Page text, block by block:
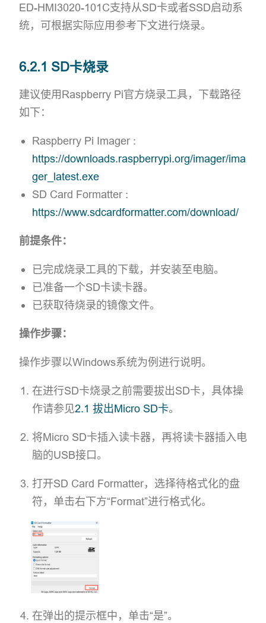
ED-HMI3020-101C支持从SD卡或者SSD启动系
统，可根据实际应用参考下文进行烧录。
6.2.1 SD卡烧录
建议使用Raspberry Pi官方烧录工具，下载路径
如下：
Raspberry Pi Imager :
https://downloads.raspberrypi.org/imager/ima
ger_latest.exe
SD Card Formatter :
https://www.sdcardformatter.com/download/
前提条件：
已完成烧录工具的下载，并安装至电脑。
已准备一个SD卡读卡器。
已获取待烧录的镜像文件。
操作步骤：
操作步骤以Windows系统为例进行说明。
在进行SD卡烧录之前需要拔出SD卡，具体操
作请参见2.1 拔出Micro SD卡。
将Micro SD卡插入读卡器，再将读卡器插入电
脑的USB接口。
打开SD Card Formatter，选择待格式化的盘
符，单击右下方“Format”进行格式化。
在弹出的提示框中，单击“是”。